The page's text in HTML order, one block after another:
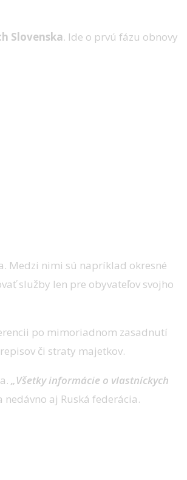
Slovenska. Ide o prvú fázu obnovy
Medzi nimi sú napríklad okresné
služby len pre obyvateľov svojho
po mimoriadnom zasadnutí
či straty majetkov.
„Všetky informácie o vlastníckych
aj Ruská federácia.